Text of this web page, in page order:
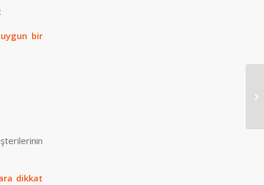
bir
dikkat